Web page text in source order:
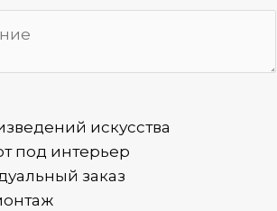
искусства
под интерьер
заказ